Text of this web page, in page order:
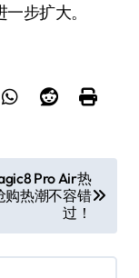
步扩大。
Pro Air热
购热潮不容错
过！